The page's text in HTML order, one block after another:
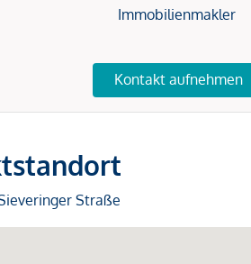
Immobilienmakler
Kontakt aufnehmen
Straße